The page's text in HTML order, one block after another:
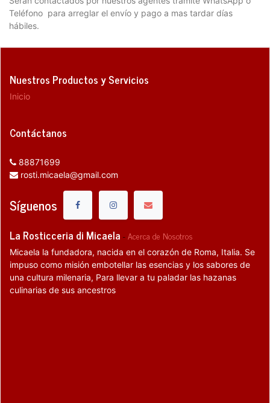
Teléfono para arreglar el envío y pago a mas tardar días
hábiles.
Nuestros Productos y Servicios
Inicio
Contáctanos
88871699
rosti.micaela@gmail.com
Síguenos
La Rosticceria di Micaela -Acerca de Nosotros
Micaela la fundadora, nacida en el corazón de Roma, Italia. Se
impuso como misión embotellar las esencias y los sabores de
una cultura milenaria, Para llevar a tu paladar las hazanas
culinarias de sus ancestros